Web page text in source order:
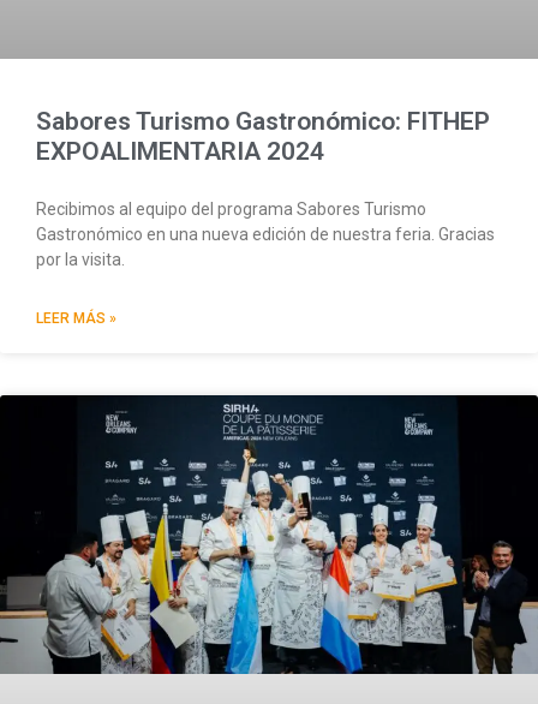
Sabores Turismo Gastronómico: FITHEP
EXPOALIMENTARIA 2024
Recibimos al equipo del programa Sabores Turismo
Gastronómico en una nueva edición de nuestra feria. Gracias
por la visita.
LEER MÁS »